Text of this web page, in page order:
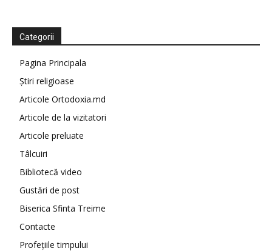
Categorii
Pagina Principala
Știri religioase
Articole Ortodoxia.md
Articole de la vizitatori
Articole preluate
Tâlcuiri
Bibliotecă video
Gustări de post
Biserica Sfinta Treime
Contacte
Profețiile timpului